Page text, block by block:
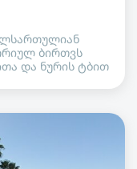
ბირთვს
და ნურის ტბით